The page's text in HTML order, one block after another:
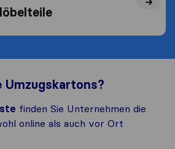
Umzugskartons?
finden Sie Unternehmen die
online als auch vor Ort